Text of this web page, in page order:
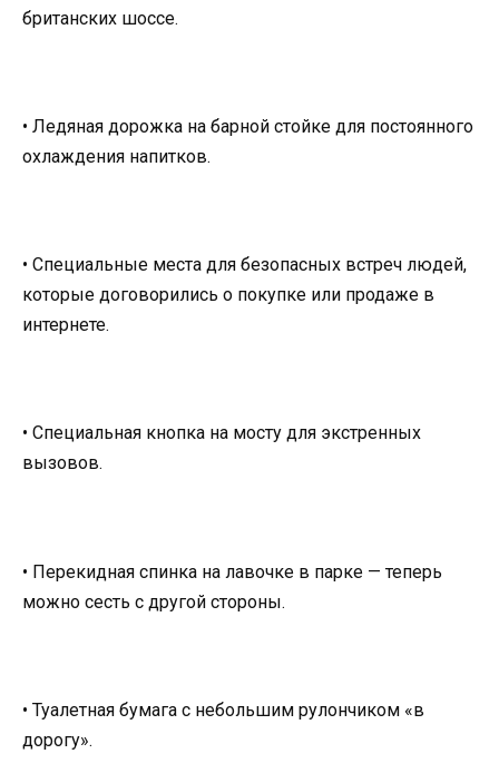
британских шоссе.
• Ледяная дорожка на барной стойке для постоянного
охлаждения напитков.
• Специальные места для безопасных встреч людей,
которые договорились о покупке или продаже в
интернете.
• Специальная кнопка на мосту для экстренных
вызовов.
• Перекидная спинка на лавочке в парке — теперь
можно сесть с другой стороны.
• Туалетная бумага с небольшим рулончиком «в
дорогу».